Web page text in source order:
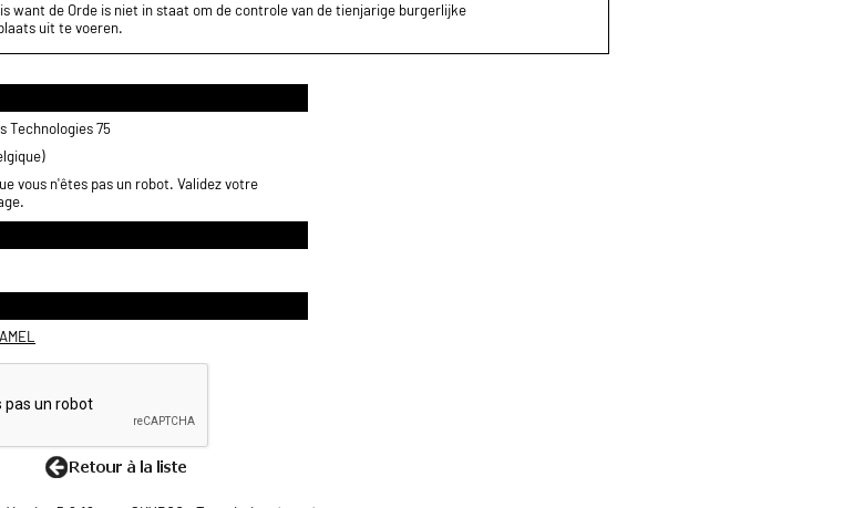
want de Orde is niet in staat om de controle van de tienjarige burgerlijke
uit te voeren.
Technologies 75
vous n'êtes pas un robot. Validez votre